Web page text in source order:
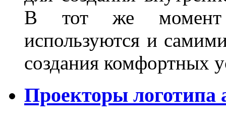
В тот же момент
используются и
создания комфортных
Проекторы логотипа